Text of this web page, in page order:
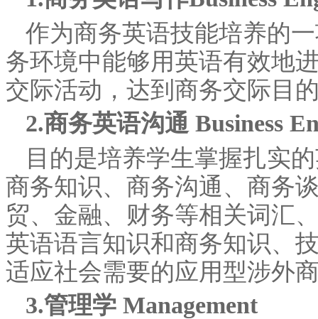
作为商务英语技能培养的
务环境中能够用英语有效地
交际活动，达到商务交际目
2.商务英语沟通 Business
目的是培养学生掌握扎实
商务知识、商务沟通、商务
贸、金融、财务等相关词汇
英语语言知识和商务知识、
适应社会需要的应用型涉外
3.管理学 Management